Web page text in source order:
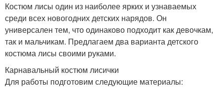
Костюм лисы один из наиболее ярких и узнаваемых
среди всех новогодних детских нарядов. Он
универсален тем, что одинаково подходит как девочкам,
так и мальчикам. Предлагаем два варианта детского
костюма лисы своими руками.
Карнавальный костюм лисички
Для работы подготовим следующие материалы: